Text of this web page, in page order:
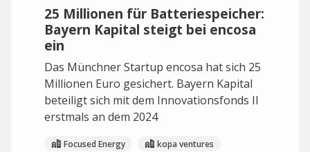
25 Millionen für Batteriespeicher:
Bayern Kapital steigt bei encosa
ein
Das Münchner Startup encosa hat sich 25
Millionen Euro gesichert. Bayern Kapital
beteiligt sich mit dem Innovationsfonds II
erstmals an dem 2024
Focused Energy
kopa ventures